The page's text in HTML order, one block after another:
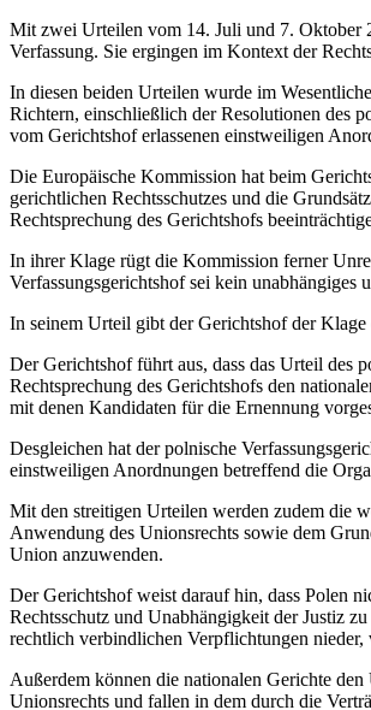
Mit zwei Urteilen vom 14. Juli und 7. Oktober
Verfassung. Sie ergingen im Kontext der
In diesen beiden Urteilen wurde im
Richtern, einschließlich der Resolutionen des
vom Gerichtshof erlassenen einstweiligen
Die Europäische Kommission hat beim
gerichtlichen Rechtsschutzes und die
Rechtsprechung des Gerichtshofs
In ihrer Klage rügt die Kommission ferner
Verfassungsgerichtshof sei kein unabhängiges
In seinem Urteil gibt der Gerichtshof der
Der Gerichtshof führt aus, dass das Urteil des
Rechtsprechung des Gerichtshofs den
mit denen Kandidaten für die Ernennung
Desgleichen hat der polnische
einstweiligen Anordnungen betreffend die
Mit den streitigen Urteilen werden zudem die
Anwendung des Unionsrechts sowie dem
Union anzuwenden.
Der Gerichtshof weist darauf hin, dass Polen
Rechtsschutz und Unabhängigkeit der Justiz
rechtlich verbindlichen Verpflichtungen
Außerdem können die nationalen Gerichte
Unionsrechts und fallen in dem durch die